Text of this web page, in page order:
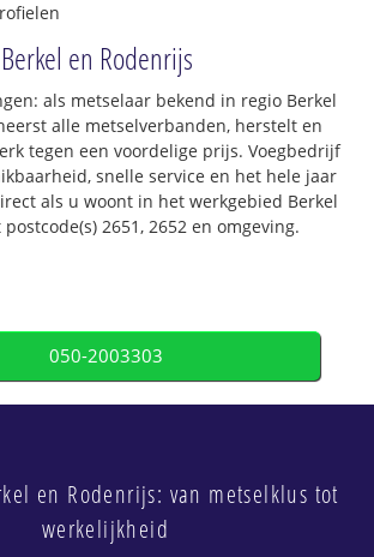
en Rodenrijs
als metselaar bekend in regio Berkel
alle metselverbanden, herstelt en
tegen een voordelige prijs. Voegbedrijf
snelle service en het hele jaar
als u woont in het werkgebied Berkel
2651, 2652 en omgeving.
050-2003303
en Rodenrijs: van metselklus tot
werkelijkheid